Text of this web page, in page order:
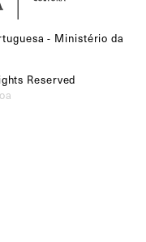
- Ministério da
Reserved